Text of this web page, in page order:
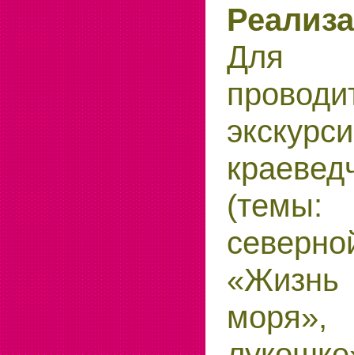
Для